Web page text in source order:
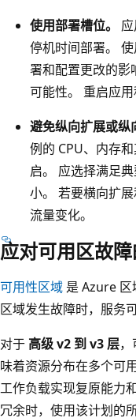
使用部署槽位。
停机时间部署。
署和配置更改的影
可能性。 重启应用
避免纵向扩展或纵
例的 CPU、内存
启。 应选择满足
小。 若要横向扩
流量变化。
应对可用区故
可用性区域 是 Azure
区域发生故障时，服务
对于 高级 v2 到 v3 层
味着资源分布在多个可
工作负载实现复原能力
冗余时，使用该计划的